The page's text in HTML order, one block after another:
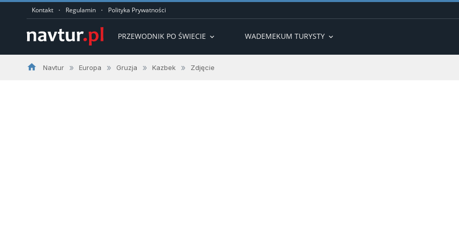
Kontakt · Regulamin · Polityka Prywatności
PRZEWODNIK PO ŚWIECIE expand_more WADEMEKUM TURYSTY expand_more
home Navtur » Europa » Gruzja » Kazbek » Zdjęcie